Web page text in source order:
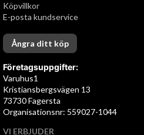
Köpvillkor
E-posta kundservice
Ångra ditt köp
Företagsuppgifter:
Varuhus1
Kristiansbergsvägen 13
73730 Fagersta
Organisationsnr: 559027-1044
VI ERBJUDER